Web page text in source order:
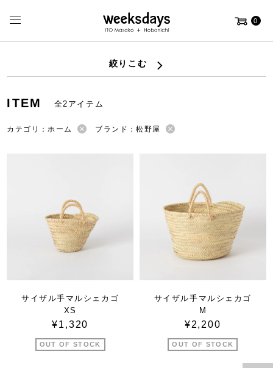
0
絞りこむ
ITEM 全2アイテム
カテゴリ：ホーム ブランド：松野屋
サイザル手マルシェカゴ
XS
¥1,320
OUT OF STOCK
サイザル手マルシェカゴ
M
¥2,200
OUT OF STOCK